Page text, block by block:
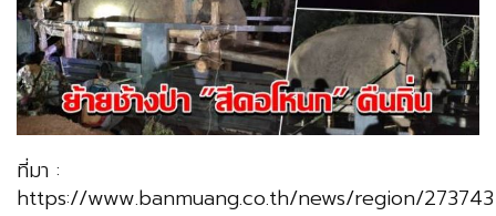
ที่มา :
https://www.banmuang.co.th/news/region/273743